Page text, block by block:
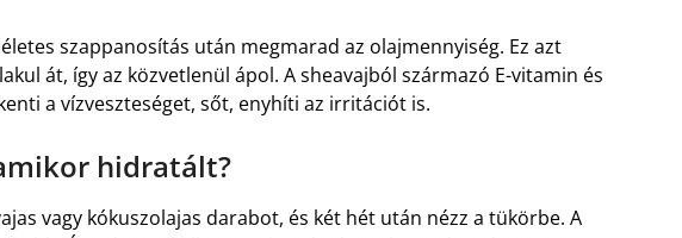
szappanosítás után megmarad az olajmennyiség. Ez azt
át, így az közvetlenül ápol. A sheavajból származó E-vitamin és
a vízveszteséget, sőt, enyhíti az irritációt is.
hidratált?
vagy kókuszolajas darabot, és két hét után nézz a tükörbe. A